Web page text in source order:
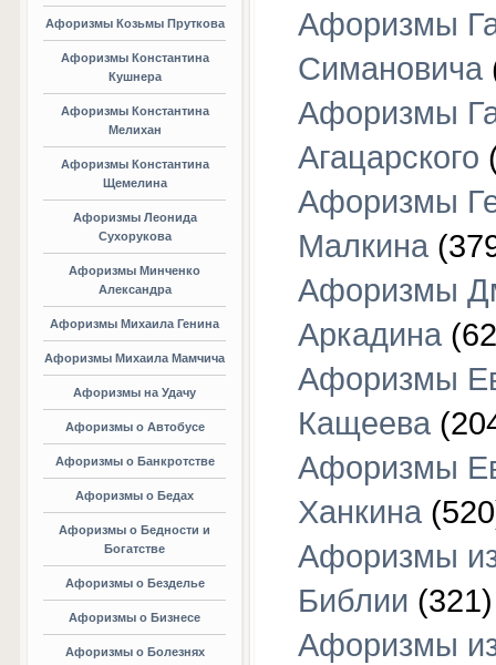
Афоризмы Козьмы Пруткова
Афоризмы Константина
Кушнера
Афоризмы Константина
Мелихан
Афоризмы Константина
Щемелина
Афоризмы Леонида
Сухорукова
Афоризмы Минченко
Александра
Афоризмы Михаила Генина
Афоризмы Михаила Мамчича
Афоризмы на Удачу
Афоризмы о Автобусе
Афоризмы о Банкротстве
Афоризмы о Бедах
Афоризмы о Бедности и
Богатстве
Афоризмы о Безделье
Афоризмы о Бизнесе
Афоризмы о Болезнях
Афоризмы
Симановича
Афоризмы
Агацарского
Афоризмы
Малкина
Афоризмы
Аркадина
Афоризмы
Кащеева
Афоризмы
Ханкина
Афоризмы
Библии (321)
Афоризмы